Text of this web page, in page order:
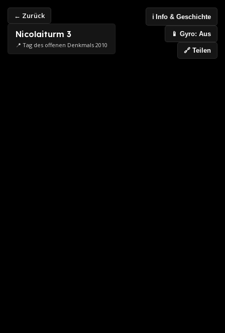
← Zurück
Nicolaiturm 3
📍 Tag des offenen Denkmals 2010
ℹ️ Info & Geschichte
📱 Gyro: Aus
🔗 Teilen